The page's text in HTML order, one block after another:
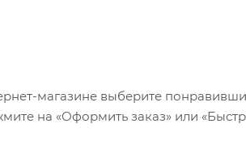
маркировкой в килограммах для
магазине выберите
на «Оформить заказ» или